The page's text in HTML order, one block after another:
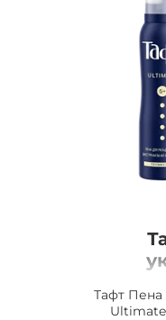
Тафт Пена